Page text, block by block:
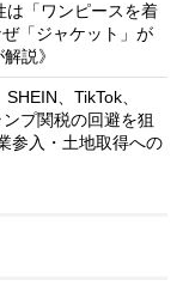
「ワンピースを着
「ジャケット」が
説》
、TikTok、
プ関税の回避を狙
参入・土地取得への